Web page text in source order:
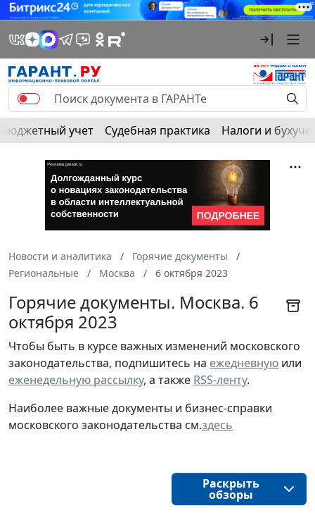
Бюджетный учет Судебная практика Налоги и
Новости и аналитика
Горячие документы
Региональные
Москва 6 октября 2023
Горячие документы. Москва. 6
октября 2023
Чтобы быть в курсе важных изменений московского
законодательства, подпишитесь на ежедневную или
еженедельную рассылку, а также RSS-ленту.
Наиболее важные документы и бизнес-справки
московского законодательства см.здесь
Раскрыть
обзоры